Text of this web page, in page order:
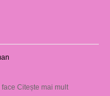
Citește mai mult